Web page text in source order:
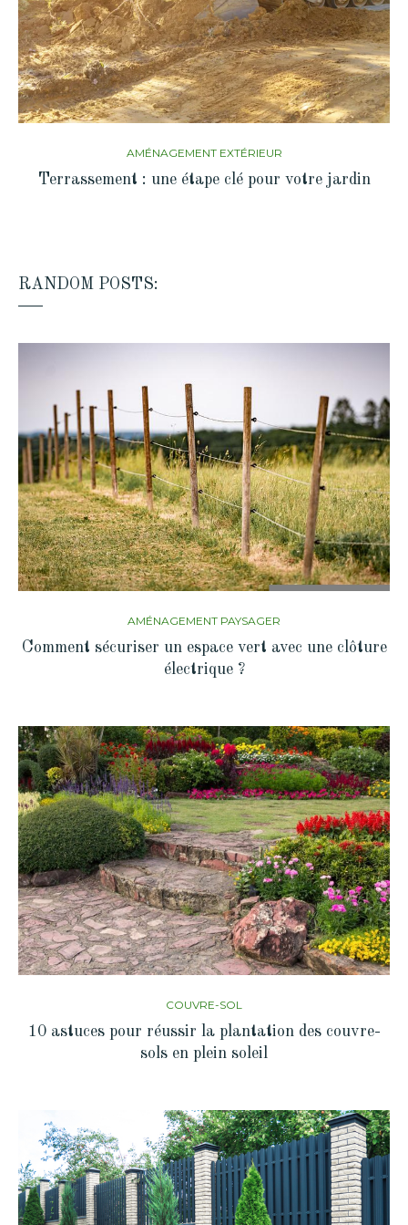
AMÉNAGEMENT EXTÉRIEUR
Terrassement : une étape clé pour votre jardin
RANDOM POSTS:
AMÉNAGEMENT PAYSAGER
Comment sécuriser un espace vert avec une clôture
électrique ?
COUVRE-SOL
10 astuces pour réussir la plantation des couvre-
sols en plein soleil